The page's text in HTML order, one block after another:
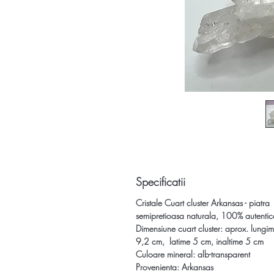
Specificatii
Cristale Cuart cluster Arkansas - piatra
semipretioasa naturala, 100%
Dimensiune cuart cluster: aprox.
9,2 cm, latime 5 cm, inaltime 5 cm
Culoare mineral: alb-transparent
Provenienta: Arkansas